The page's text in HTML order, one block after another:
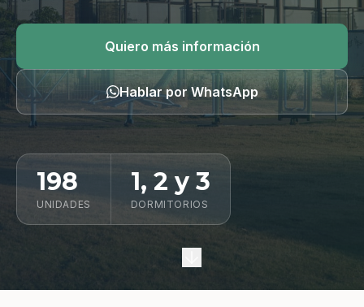
Quiero más información
Hablar por WhatsApp
198
UNIDADES
1, 2 y 3
DORMITORIOS